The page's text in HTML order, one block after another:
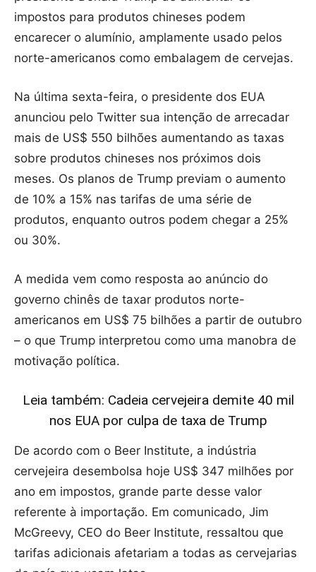
impostos para produtos chineses podem
encarecer o alumínio, amplamente usado pelos
norte-americanos como embalagem de cervejas.
Na última sexta-feira, o presidente dos EUA
anunciou pelo Twitter sua intenção de arrecadar
mais de US$ 550 bilhões aumentando as taxas
sobre produtos chineses nos próximos dois
meses. Os planos de Trump previam o aumento
de 10% a 15% nas tarifas de uma série de
produtos, enquanto outros podem chegar a 25%
ou 30%.
A medida vem como resposta ao anúncio do
governo chinês de taxar produtos norte-
americanos em US$ 75 bilhões a partir de outubro
– o que Trump interpretou como uma manobra de
motivação política.
Leia também: Cadeia cervejeira demite 40 mil
nos EUA por culpa de taxa de Trump
De acordo com o Beer Institute, a indústria
cervejeira desembolsa hoje US$ 347 milhões por
ano em impostos, grande parte desse valor
referente à importação. Em comunicado, Jim
McGreevy, CEO do Beer Institute, ressaltou que
tarifas adicionais afetariam a todas as cervejarias